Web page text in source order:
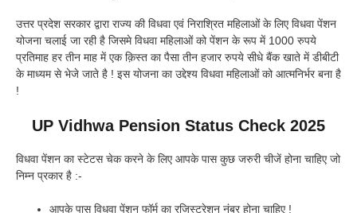
उत्तर प्रदेश सरकार द्वारा राज्य की विधवा एवं निराश्रित महिलाओं के लिए विधवा पेंशन
योजना चलाई जा रही है जिसमे विधवा महिलाओं को पेंशन के रूप में 1000 रुपये
प्रतिमाह हर तीन माह में एक क़िस्त का पैसा तीन हजार रुपये सीधे बैंक खाते में डीबीटी
के माध्यम से भेजे जाते है ! इस योजना का उद्देश्य विधवा महिलाओं को आत्मनिर्भर बना है
!
UP Vidhwa Pension Status Check 2025
विधवा पेंशन का स्टेटस चेक करने के लिए आपके पास कुछ जरुरी चीजें होना चाहिए जो
निम्न प्रकार है :-
आपके पास विधवा पेंशन फॉर्म का रजिस्ट्रेशन नंबर होना चाहिए !